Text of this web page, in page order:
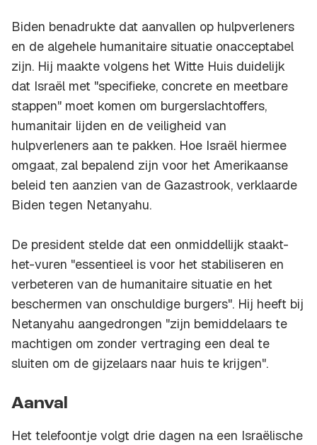
Biden benadrukte dat aanvallen op hulpverleners
en de algehele humanitaire situatie onacceptabel
zijn. Hij maakte volgens het Witte Huis duidelijk
dat Israël met "specifieke, concrete en meetbare
stappen" moet komen om burgerslachtoffers,
humanitair lijden en de veiligheid van
hulpverleners aan te pakken. Hoe Israël hiermee
omgaat, zal bepalend zijn voor het Amerikaanse
beleid ten aanzien van de Gazastrook, verklaarde
Biden tegen Netanyahu.
De president stelde dat een onmiddellijk staakt-
het-vuren "essentieel is voor het stabiliseren en
verbeteren van de humanitaire situatie en het
beschermen van onschuldige burgers". Hij heeft bij
Netanyahu aangedrongen "zijn bemiddelaars te
machtigen om zonder vertraging een deal te
sluiten om de gijzelaars naar huis te krijgen".
Aanval
Het telefoontje volgt drie dagen na een Israëlische